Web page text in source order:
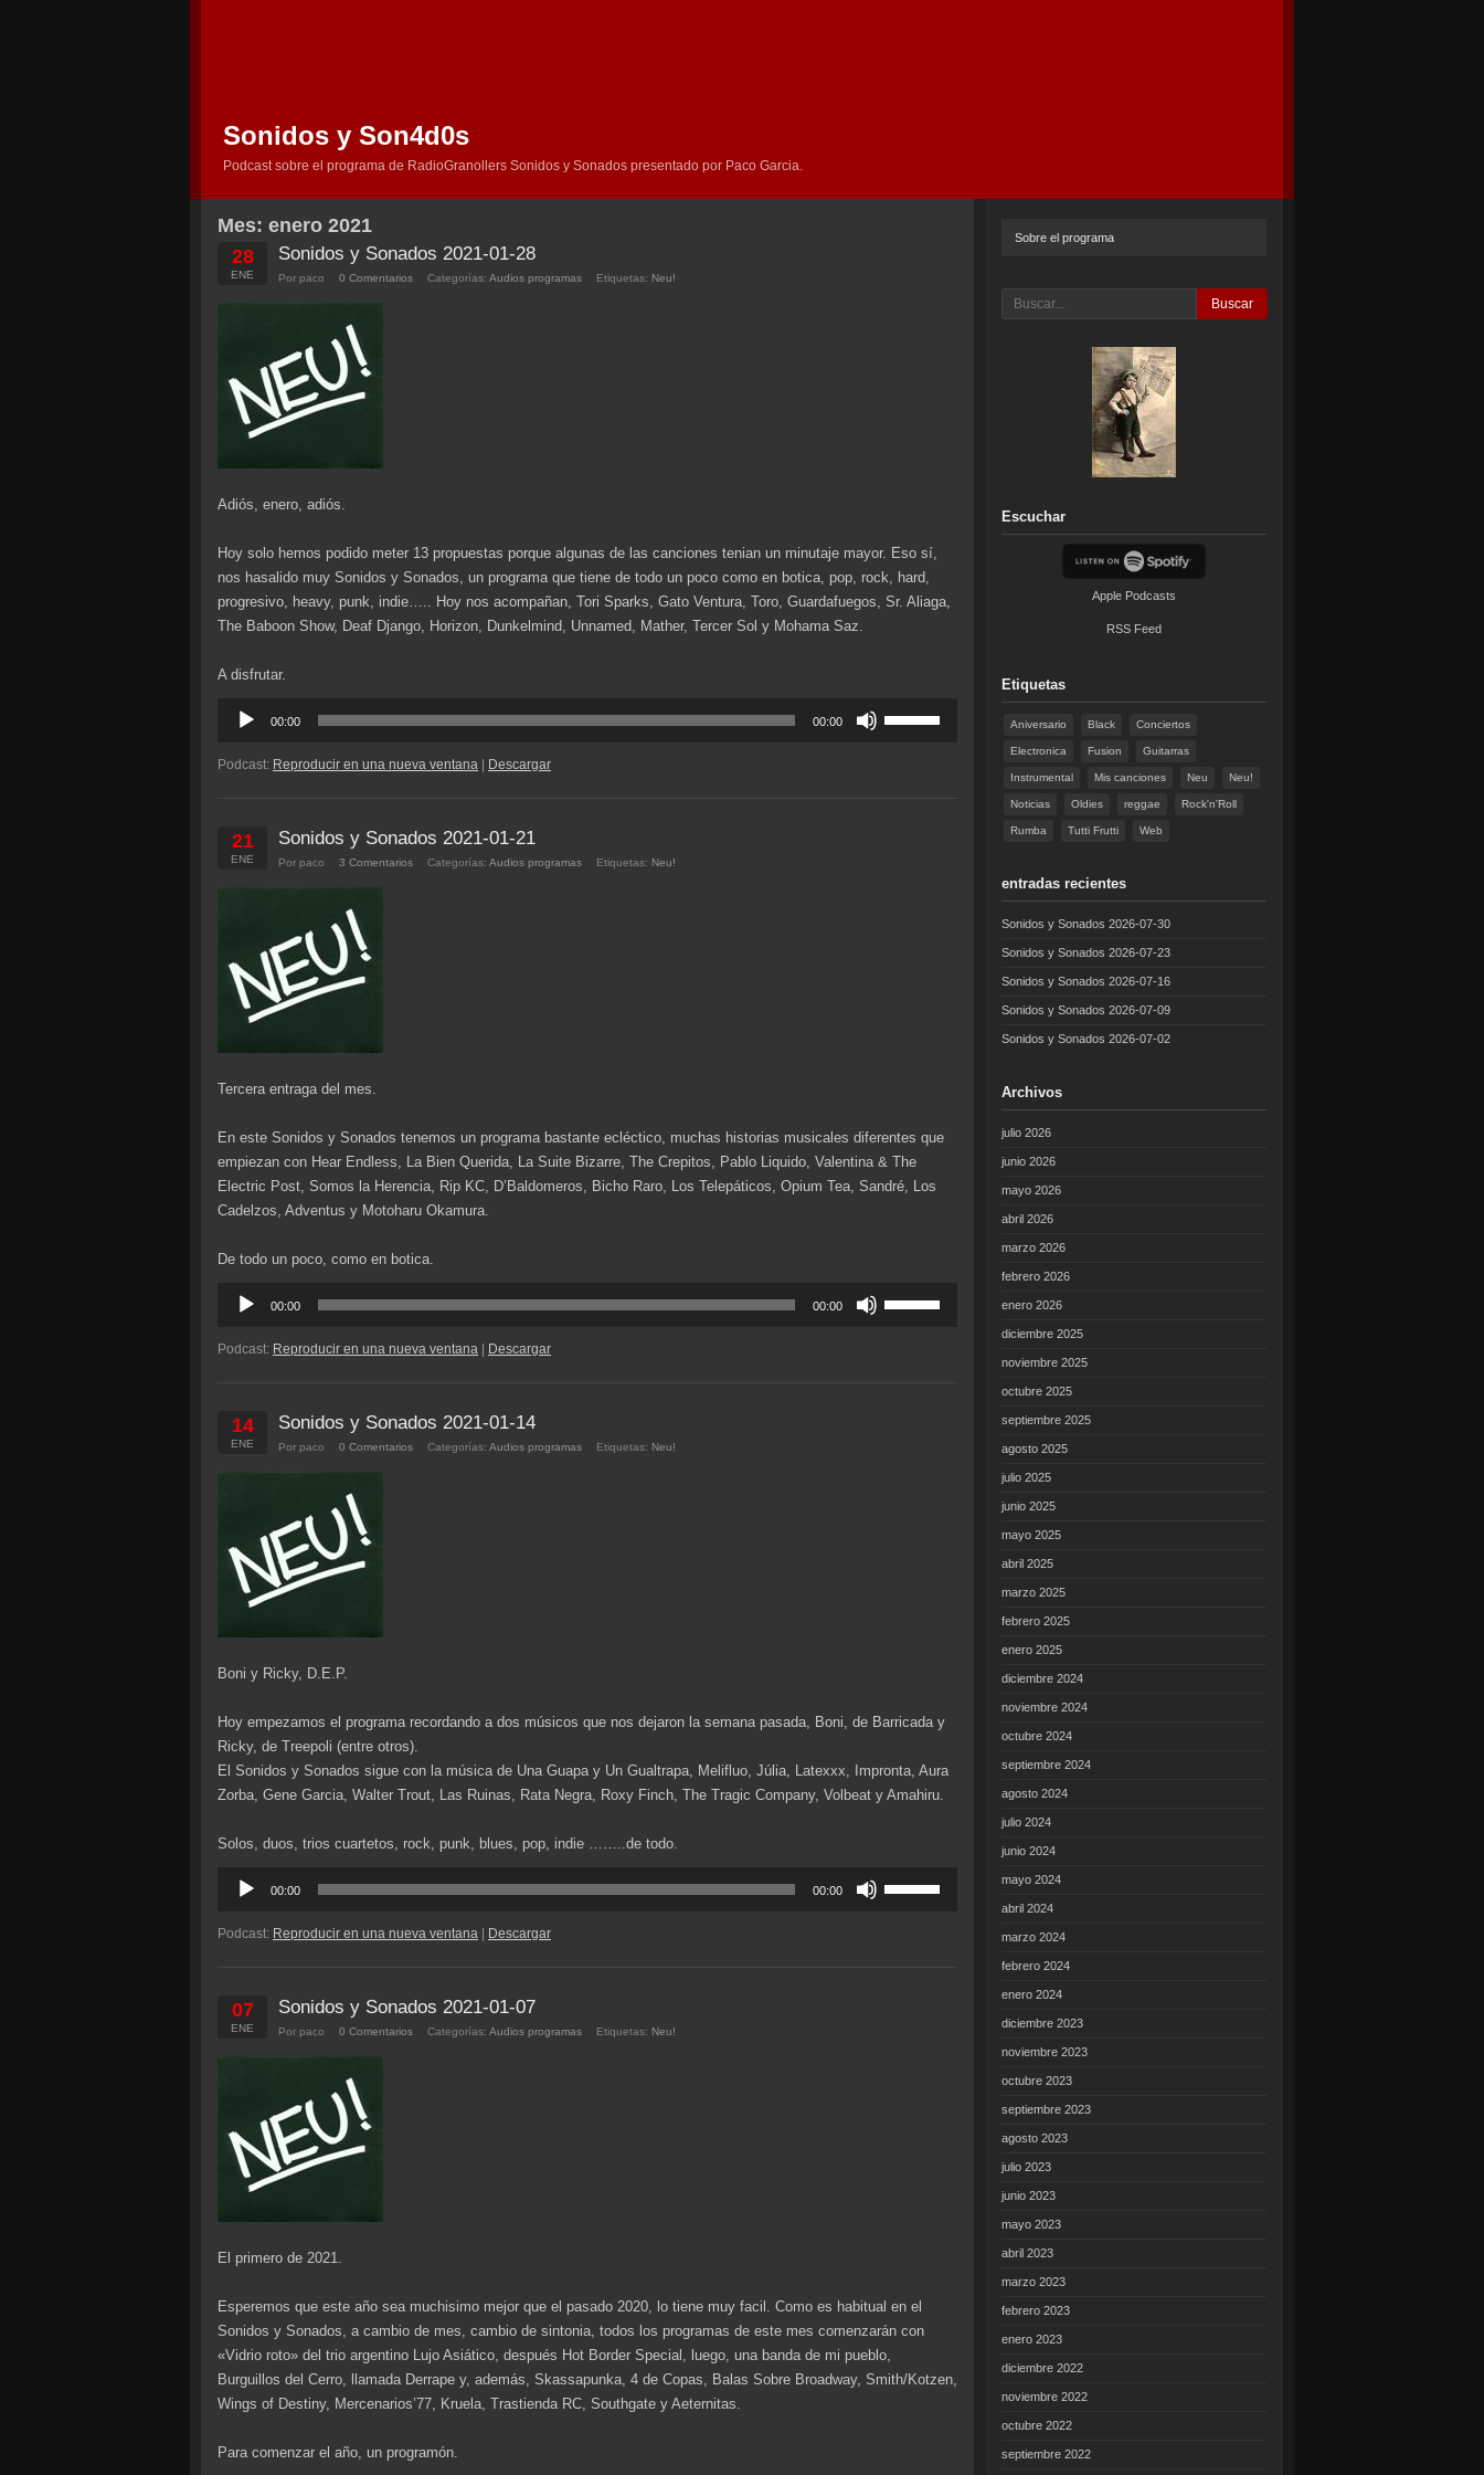
Sonidos y Son4d0s
Podcast sobre el programa de RadioGranollers Sonidos y Sonados presentado por Paco Garcia.
Mes: enero 2021
28
ENE
Sonidos y Sonados 2021-01-28
Por paco 0 Comentarios Categorías: Audios programas Etiquetas: Neu!
Adiós, enero, adiós.
Hoy solo hemos podido meter 13 propuestas porque algunas de las canciones tenian un minutaje mayor. Eso sí,
nos hasalido muy Sonidos y Sonados, un programa que tiene de todo un poco como en botica, pop, rock, hard,
progresivo, heavy, punk, indie….. Hoy nos acompañan, Tori Sparks, Gato Ventura, Toro, Guardafuegos, Sr. Aliaga,
The Baboon Show, Deaf Django, Horizon, Dunkelmind, Unnamed, Mather, Tercer Sol y Mohama Saz.
A disfrutar.
Reproductor
audio
00:00 00:00
Podcast: Reproducir en una nueva ventana | Descargar
21
ENE
Sonidos y Sonados 2021-01-21
Por paco 3 Comentarios Categorías: Audios programas Etiquetas: Neu!
Tercera entraga del mes.
En este Sonidos y Sonados tenemos un programa bastante ecléctico, muchas historias musicales diferentes que
empiezan con Hear Endless, La Bien Querida, La Suite Bizarre, The Crepitos, Pablo Liquido, Valentina & The
Electric Post, Somos la Herencia, Rip KC, D’Baldomeros, Bicho Raro, Los Telepáticos, Opium Tea, Sandré, Los
Cadelzos, Adventus y Motoharu Okamura.
De todo un poco, como en botica.
Reproductor
audio
00:00 00:00
Podcast: Reproducir en una nueva ventana | Descargar
14
ENE
Sonidos y Sonados 2021-01-14
Por paco 0 Comentarios Categorías: Audios programas Etiquetas: Neu!
Boni y Ricky, D.E.P.
Hoy empezamos el programa recordando a dos músicos que nos dejaron la semana pasada, Boni, de Barricada y
Ricky, de Treepoli (entre otros).
El Sonidos y Sonados sigue con la música de Una Guapa y Un Gualtrapa, Melifluo, Júlia, Latexxx, Impronta, Aura
Zorba, Gene Garcia, Walter Trout, Las Ruinas, Rata Negra, Roxy Finch, The Tragic Company, Volbeat y Amahiru.
Solos, duos, trios cuartetos, rock, punk, blues, pop, indie ……..de todo.
Reproductor
audio
00:00 00:00
Podcast: Reproducir en una nueva ventana | Descargar
07
ENE
Sonidos y Sonados 2021-01-07
Por paco 0 Comentarios Categorías: Audios programas Etiquetas: Neu!
El primero de 2021.
Esperemos que este año sea muchisimo mejor que el pasado 2020, lo tiene muy facil. Como es habitual en el
Sonidos y Sonados, a cambio de mes, cambio de sintonia, todos los programas de este mes comenzarán con
«Vidrio roto» del trio argentino Lujo Asiático, después Hot Border Special, luego, una banda de mi pueblo,
Burguillos del Cerro, llamada Derrape y, además, Skassapunka, 4 de Copas, Balas Sobre Broadway, Smith/Kotzen,
Wings of Destiny, Mercenarios’77, Kruela, Trastienda RC, Southgate y Aeternitas.
Para comenzar el año, un programón.
Sobre el programa
Buscar
Escuchar
Apple Podcasts
RSS Feed
Etiquetas
Aniversario Black Conciertos
Electronica Fusion Guitarras
Instrumental Mis canciones Neu Neu!
Noticias Oldies reggae Rock'n'Roll
Rumba Tutti Frutti Web
entradas recientes
Sonidos y Sonados 2026-07-30
Sonidos y Sonados 2026-07-23
Sonidos y Sonados 2026-07-16
Sonidos y Sonados 2026-07-09
Sonidos y Sonados 2026-07-02
Archivos
julio 2026
junio 2026
mayo 2026
abril 2026
marzo 2026
febrero 2026
enero 2026
diciembre 2025
noviembre 2025
octubre 2025
septiembre 2025
agosto 2025
julio 2025
junio 2025
mayo 2025
abril 2025
marzo 2025
febrero 2025
enero 2025
diciembre 2024
noviembre 2024
octubre 2024
septiembre 2024
agosto 2024
julio 2024
junio 2024
mayo 2024
abril 2024
marzo 2024
febrero 2024
enero 2024
diciembre 2023
noviembre 2023
octubre 2023
septiembre 2023
agosto 2023
julio 2023
junio 2023
mayo 2023
abril 2023
marzo 2023
febrero 2023
enero 2023
diciembre 2022
noviembre 2022
octubre 2022
septiembre 2022